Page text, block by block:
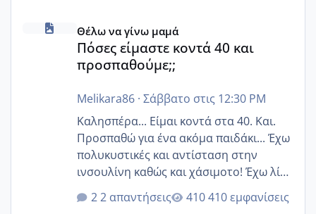
Πόσες είμαστε κοντά 40 και προσπαθούμε;;
Θέλω να γίνω μαμά
Πόσες είμαστε κοντά 40 και
προσπαθούμε;;
Melikara86· Σάββατο στις 12:30 PM
Καλησπέρα... Είμαι κοντά στα 40. Και.
Προσπαθώ για ένα ακόμα παιδάκι... Έχω
πολυκυστικές και αντίσταση στην
ινσουλίνη καθώς και χάσιμοτο! Έχω λίγα
κιλά παραπάνω και όσο κ αν προσπαθώ
δεν χάνω εύκολα! Προσπαθώ για ακόμη
2 απαντήσεις 410 εμφανίσεις